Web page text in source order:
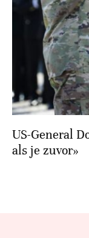
US-General
als je zuvor»